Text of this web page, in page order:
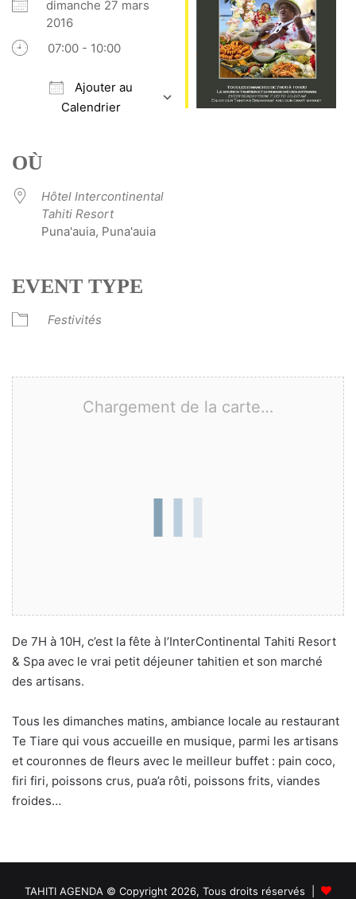
dimanche 27 mars
2016
07:00 - 10:00
Ajouter au
Calendrier
OÙ
Hôtel Intercontinental
Tahiti Resort
Puna'auia, Puna'auia
EVENT TYPE
Festivités
Chargement de la carte…
De 7H à 10H, c’est la fête à l’InterContinental Tahiti Resort
& Spa avec le vrai petit déjeuner tahitien et son marché
des artisans.
Tous les dimanches matins, ambiance locale au restaurant
Te Tiare qui vous accueille en musique, parmi les artisans
et couronnes de fleurs avec le meilleur buffet : pain coco,
firi firi, poissons crus, pua’a rôti, poissons frits, viandes
froides…
TAHITI AGENDA © Copyright 2026, Tous droits réservés |